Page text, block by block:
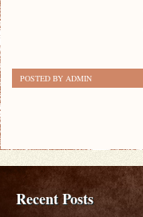
POSTED BY ADMIN
Recent Posts